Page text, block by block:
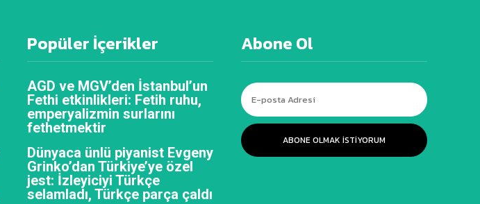
Popüler İçerikler
AGD ve MGV’den İstanbul’un
Fethi etkinlikleri: Fetih ruhu,
emperyalizmin surlarını
fethetmektir
Dünyaca ünlü piyanist Evgeny
Grinko’dan Türkiye’ye özel
jest: İzleyiciyi Türkçe
selamladı, Türkçe parça çaldı
Abone Ol
ABONE OLMAK ISTIYORUM